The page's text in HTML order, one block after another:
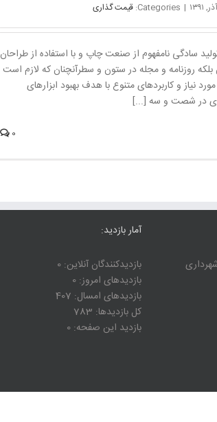
|
Categories: قیمت گذاری
سادگی نامفهوم از صنعت چاپ و با استفاده از طراحان
روزنامه و مجله در ستون و سطرآنچنان که لازم است
نیاز و کاربردهای متنوع با هدف بهبود ابزارهای
در شصت و سه [...]
0
آمار بازدید:
بازدیدکنندگان آنلاین:0
بازدیدهای امروز:0
بازدیدهای امسال: 407
کل بازدیدها: 783
بازدید این صفحه:0